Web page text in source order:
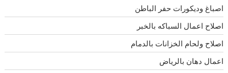
اصباغ وديكورات حفر الباطن
اصلاح اعمال السباكه بالخبر
اصلاح ولحام الخزانات بالدمام
اعمال دهان بالرياض